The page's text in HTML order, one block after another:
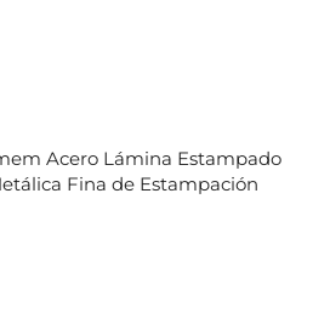
Acero Lámina Estampado
Fina de Estampación